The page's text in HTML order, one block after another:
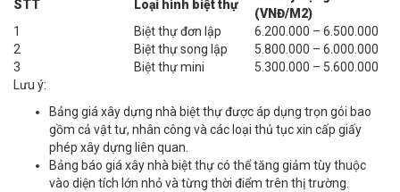
STT Loại hình biệt thự
(VNĐ/M2)
1
Biệt thự đơn lập
6.200.000 – 6.500.000
2
Biệt thự song lập
5.800.000 – 6.000.000
3
Biệt thự mini
5.300.000 – 5.600.000
Lưu ý:
Bảng giá xây dựng nhà biệt thự được áp dụng trọn gói bao
gồm cả vật tư, nhân công và các loại thủ tục xin cấp giấy
phép xây dựng liên quan.
Bảng báo giá xây nhà biệt thự có thể tăng giảm tùy thuộc
vào diện tích lớn nhỏ và từng thời điểm trên thị trường.